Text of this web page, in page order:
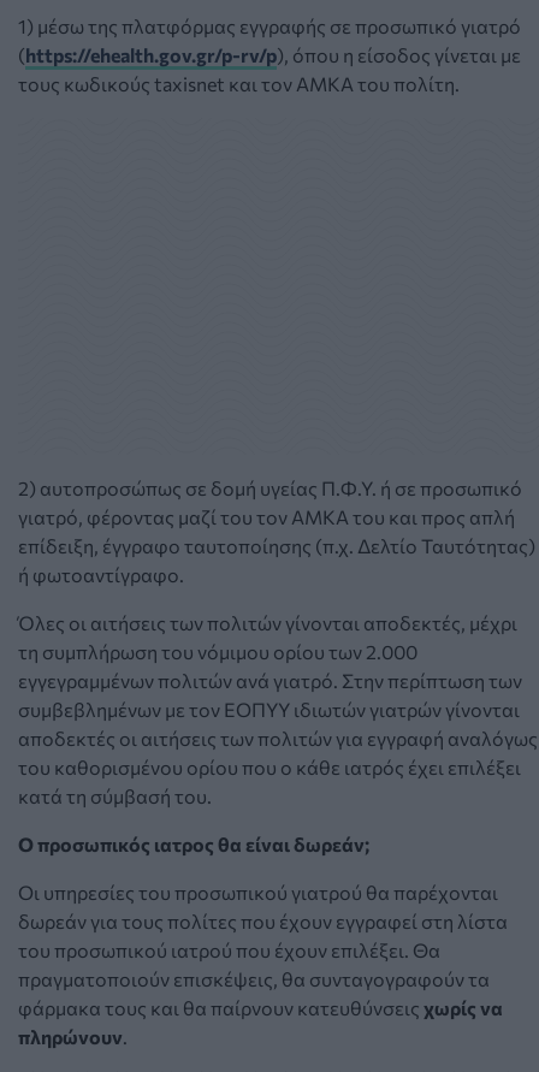
1) μέσω της πλατφόρμας εγγραφής σε προσωπικό γιατρό
(https://ehealth.gov.gr/p-rv/p), όπου η είσοδος γίνεται με
τους κωδικούς taxisnet και τον ΑΜΚΑ του πολίτη.
2) αυτοπροσώπως σε δομή υγείας Π.Φ.Υ. ή σε προσωπικό
γιατρό, φέροντας μαζί του τον ΑΜΚΑ του και προς απλή
επίδειξη, έγγραφο ταυτοποίησης (π.χ. Δελτίο Ταυτότητας)
ή φωτοαντίγραφο.
Όλες οι αιτήσεις των πολιτών γίνονται αποδεκτές, μέχρι
τη συμπλήρωση του νόμιμου ορίου των 2.000
εγγεγραμμένων πολιτών ανά γιατρό. Στην περίπτωση των
συμβεβλημένων με τον ΕΟΠΥΥ ιδιωτών γιατρών γίνονται
αποδεκτές οι αιτήσεις των πολιτών για εγγραφή αναλόγως
του καθορισμένου ορίου που ο κάθε ιατρός έχει επιλέξει
κατά τη σύμβασή του.
Ο προσωπικός ιατρος θα είναι δωρεάν;
Οι υπηρεσίες του προσωπικού γιατρού θα παρέχονται
δωρεάν για τους πολίτες που έχουν εγγραφεί στη λίστα
του προσωπικού ιατρού που έχουν επιλέξει. Θα
πραγματοποιούν επισκέψεις, θα συνταγογραφούν τα
φάρμακα τους και θα παίρνουν κατευθύνσεις χωρίς να
πληρώνουν